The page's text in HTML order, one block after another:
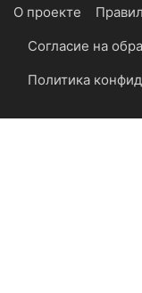
О проекте
Согласие на
Политика